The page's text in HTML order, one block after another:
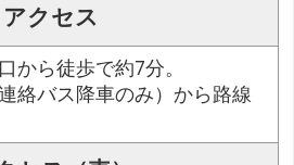
アクセス
から徒歩で約7分。
絡バス降車のみ）から路線